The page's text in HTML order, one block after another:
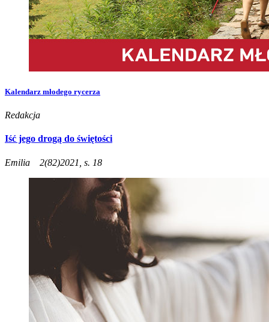
Kalendarz młodego rycerza
Redakcja
Iść jego drogą do świętości
Emilia 2(82)2021, s. 18